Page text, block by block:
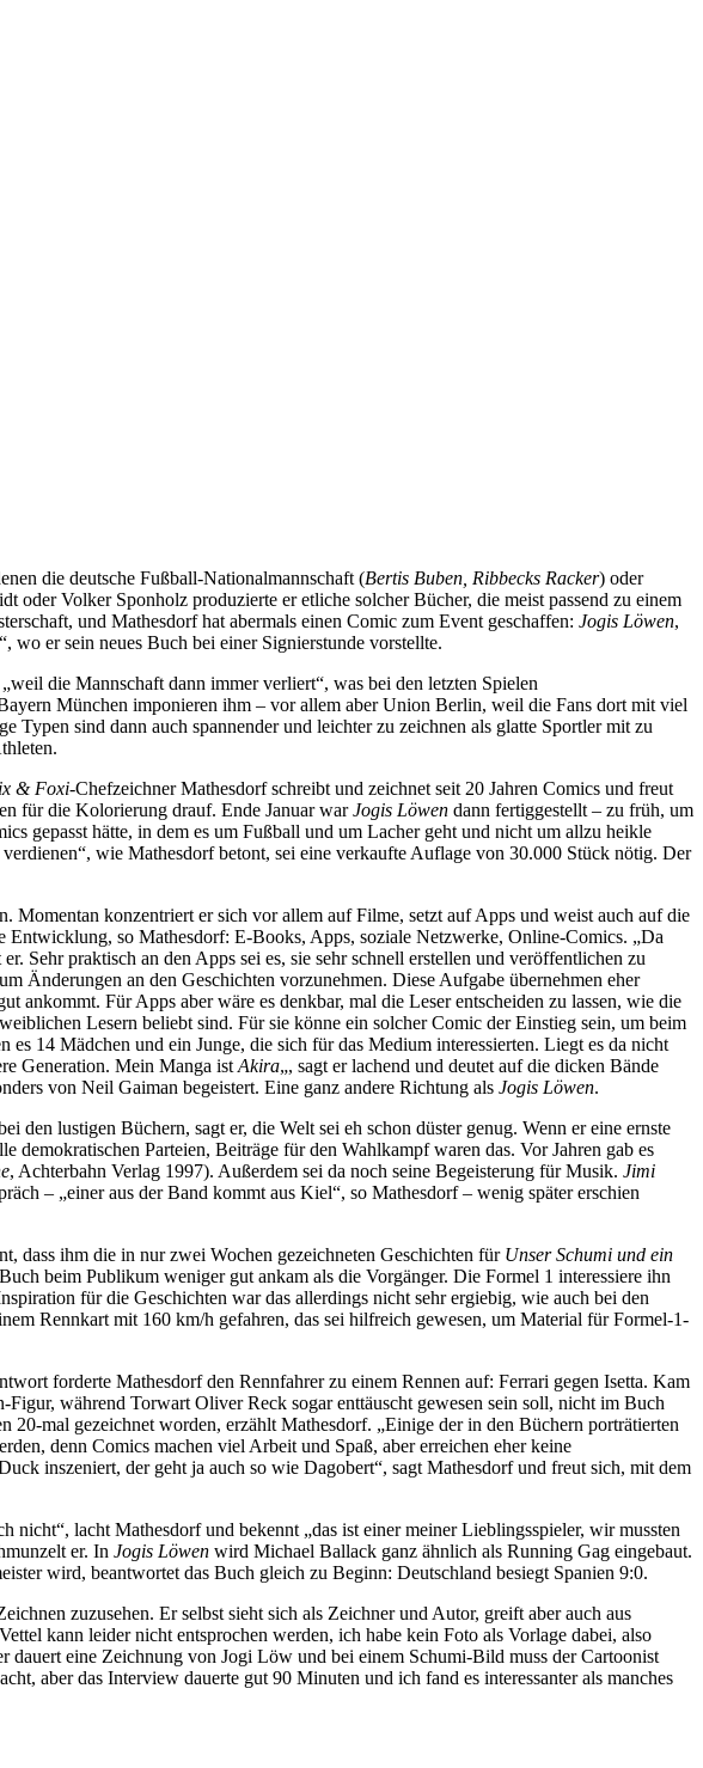
die deutsche Fußball-Nationalmannschaft (Bertis Buben, Ribbecks Racker) oder
Volker Sponholz produzierte er etliche solcher Bücher, die meist passend zu einem
und Mathesdorf hat abermals einen Comic zum Event geschaffen: Jogis Löwen,
er sein neues Buch bei einer Signierstunde vorstellte.
die Mannschaft dann immer verliert“, was bei den letzten Spielen
München imponieren ihm – vor allem aber Union Berlin, weil die Fans dort mit viel
sind dann auch spannender und leichter zu zeichnen als glatte Sportler mit zu
& Foxi-Chefzeichner Mathesdorf schreibt und zeichnet seit 20 Jahren Comics und freut
für die Kolorierung drauf. Ende Januar warJogis Löwen dann fertiggestellt – zu früh, um
gepasst hätte, in dem es um Fußball und um Lacher geht und nicht um allzu heikle
wie Mathesdorf betont, sei eine verkaufte Auflage von 30.000 Stück nötig. Der
Momentan konzentriert er sich vor allem auf Filme, setzt auf Apps und weist auch auf die
Entwicklung, so Mathesdorf: E-Books, Apps, soziale Netzwerke, Online-Comics. „Da
Sehr praktisch an den Apps sei es, sie sehr schnell erstellen und veröffentlichen zu
Änderungen an den Geschichten vorzunehmen. Diese Aufgabe übernehmen eher
ankommt. Für Apps aber wäre es denkbar, mal die Leser entscheiden zu lassen, wie die
Lesern beliebt sind. Für sie könne ein solcher Comic der Einstieg sein, um beim
14 Mädchen und ein Junge, die sich für das Medium interessierten. Liegt es da nicht
Generation. Mein Manga ist Akira„, sagt er lachend und deutet auf die dicken Bände
von Neil Gaiman begeistert. Eine ganz andere Richtung als Jogis Löwen.
den lustigen Büchern, sagt er, die Welt sei eh schon düster genug. Wenn er eine ernste
demokratischen Parteien, Beiträge für den Wahlkampf waren das. Vor Jahren gab es
, Achterbahn Verlag 1997). Außerdem sei da noch seine Begeisterung für Musik. Jimi
– „einer aus der Band kommt aus Kiel“, so Mathesdorf – wenig später erschien
dass ihm die in nur zwei Wochen gezeichneten Geschichten für Unser Schumi und ein
beim Publikum weniger gut ankam als die Vorgänger. Die Formel 1 interessiere ihn
für die Geschichten war das allerdings nicht sehr ergiebig, wie auch bei den
Rennkart mit 160 km/h gefahren, das sei hilfreich gewesen, um Material für Formel-1-
forderte Mathesdorf den Rennfahrer zu einem Rennen auf: Ferrari gegen Isetta. Kam
während Torwart Oliver Reck sogar enttäuscht gewesen sein soll, nicht im Buch
mal gezeichnet worden, erzählt Mathesdorf. „Einige der in den Büchern porträtierten
denn Comics machen viel Arbeit und Spaß, aber erreichen eher keine
inszeniert, der geht ja auch so wie Dagobert“, sagt Mathesdorf und freut sich, mit dem
lacht Mathesdorf und bekennt „das ist einer meiner Lieblingsspieler, wir mussten
er. In Jogis Löwen wird Michael Ballack ganz ähnlich als Running Gag eingebaut.
wird, beantwortet das Buch gleich zu Beginn: Deutschland besiegt Spanien 9:0.
zuzusehen. Er selbst sieht sich als Zeichner und Autor, greift aber auch aus
kann leider nicht entsprochen werden, ich habe kein Foto als Vorlage dabei, also
eine Zeichnung von Jogi Löw und bei einem Schumi-Bild muss der Cartoonist
aber das Interview dauerte gut 90 Minuten und ich fand es interessanter als manches